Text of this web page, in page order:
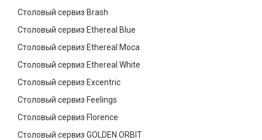
Столовый сервиз Brash
Столовый сервиз Ethereal Blue
Столовый сервиз Ethereal Moca
Столовый сервиз Ethereal White
Столовый сервиз Excentric
Столовый сервиз Feelings
Столовый сервиз Florence
Столовый сервиз GOLDEN ORBIT